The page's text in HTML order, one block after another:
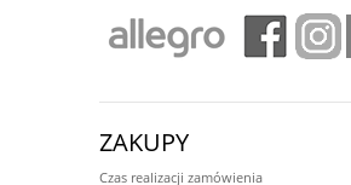
ZAKUPY
Czas realizacji zamówienia